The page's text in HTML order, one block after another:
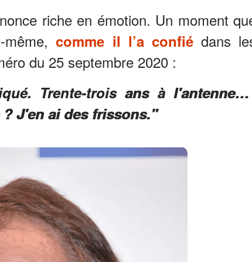
riche en émotion. Un moment
même,comme il l’a confié dans
du 25 septembre 2020 :
Trente-trois ans à l'antenne…
J'en ai des frissons."